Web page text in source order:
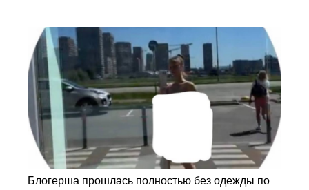
Блогерша прошлась полностью без одежды по